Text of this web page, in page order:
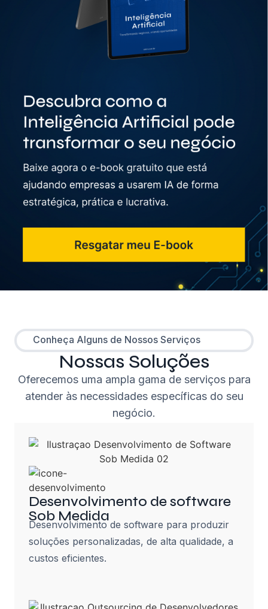
Conheça Alguns de Nossos Serviços
Nossas Soluções
Oferecemos uma ampla gama de serviços para
atender às necessidades específicas do seu
negócio.
Desenvolvimento de software
Sob Medida
Desenvolvimento de software para produzir
soluções personalizadas, de alta qualidade, a
custos eficientes.